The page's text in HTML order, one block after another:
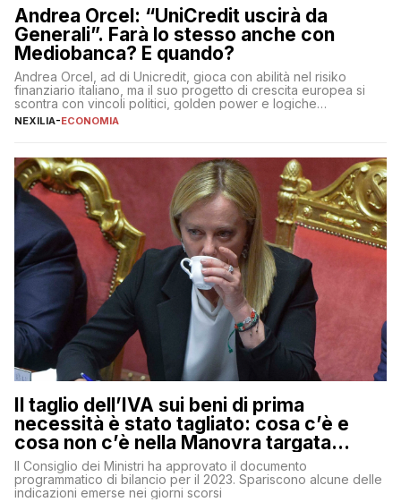
Andrea Orcel: “UniCredit uscirà da
Generali”. Farà lo stesso anche con
Mediobanca? E quando?
Andrea Orcel, ad di Unicredit, gioca con abilità nel risiko
finanziario italiano, ma il suo progetto di crescita europea si
scontra con vincoli politici, golden power e logiche
protezionistiche. Orcel e la mossa su Generali Andrea Orcel,
NEXILIA-ECONOMIA
Il taglio dell’IVA sui beni di prima
necessità è stato tagliato: cosa c’è e
cosa non c’è nella Manovra targata
Meloni
Il Consiglio dei Ministri ha approvato il documento
programmatico di bilancio per il 2023. Spariscono alcune delle
indicazioni emerse nei giorni scorsi